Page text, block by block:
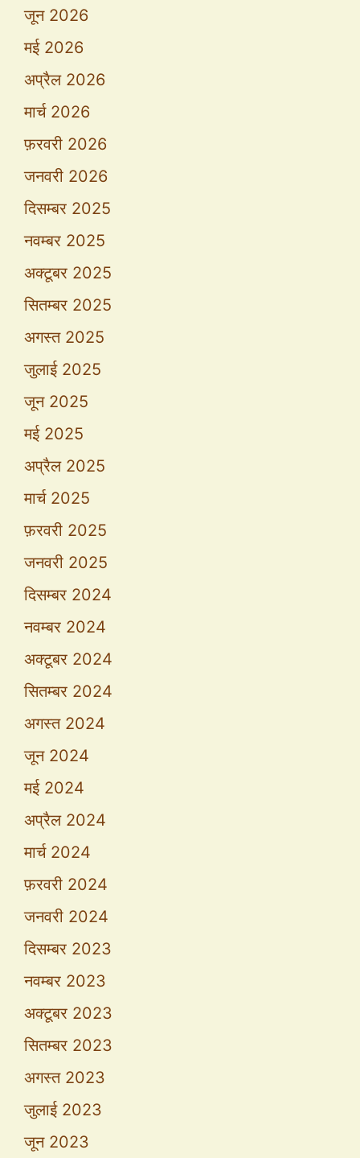
जून 2026
मई 2026
अप्रैल 2026
मार्च 2026
फ़रवरी 2026
जनवरी 2026
दिसम्बर 2025
नवम्बर 2025
अक्टूबर 2025
सितम्बर 2025
अगस्त 2025
जुलाई 2025
जून 2025
मई 2025
अप्रैल 2025
मार्च 2025
फ़रवरी 2025
जनवरी 2025
दिसम्बर 2024
नवम्बर 2024
अक्टूबर 2024
सितम्बर 2024
अगस्त 2024
जून 2024
मई 2024
अप्रैल 2024
मार्च 2024
फ़रवरी 2024
जनवरी 2024
दिसम्बर 2023
नवम्बर 2023
अक्टूबर 2023
सितम्बर 2023
अगस्त 2023
जुलाई 2023
जून 2023